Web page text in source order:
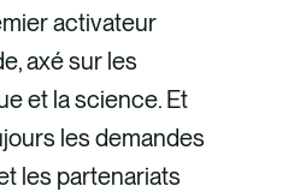
activateur
axé sur les
et la science. Et
les demandes
les partenariats